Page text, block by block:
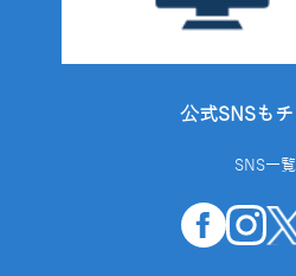
公式SNSも
SNS一覧